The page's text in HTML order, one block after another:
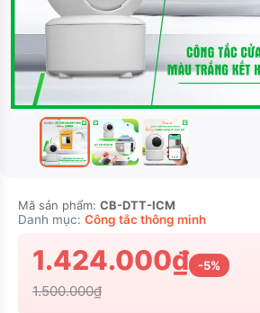
Mã sản phẩm: CB-DTT-ICM
Danh mục: Công tắc thông minh
1.424.000₫ -5%
1.500.000₫